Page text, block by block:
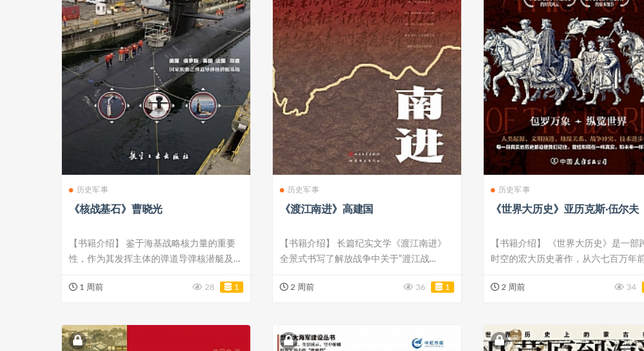
历史军事
《核战基石》曹晓光
【书籍介绍】 鉴于海基战略核力量的重要
性，作为其发挥主体的弹道导弹核潜艇及弹
1 周前 28 1
历史军事
《渡江南进》高建国
【书籍介绍】 长篇纪实文学《渡江南进》
全景式书写了解放战争中关于”渡江战...
2 周前 36 1
历史军事
《世界大历史》亚历克斯·伍尔夫
【书籍介绍】 《世界大历史》是一部
时空的宏大历史著作，从六七百万年
2 周前 34